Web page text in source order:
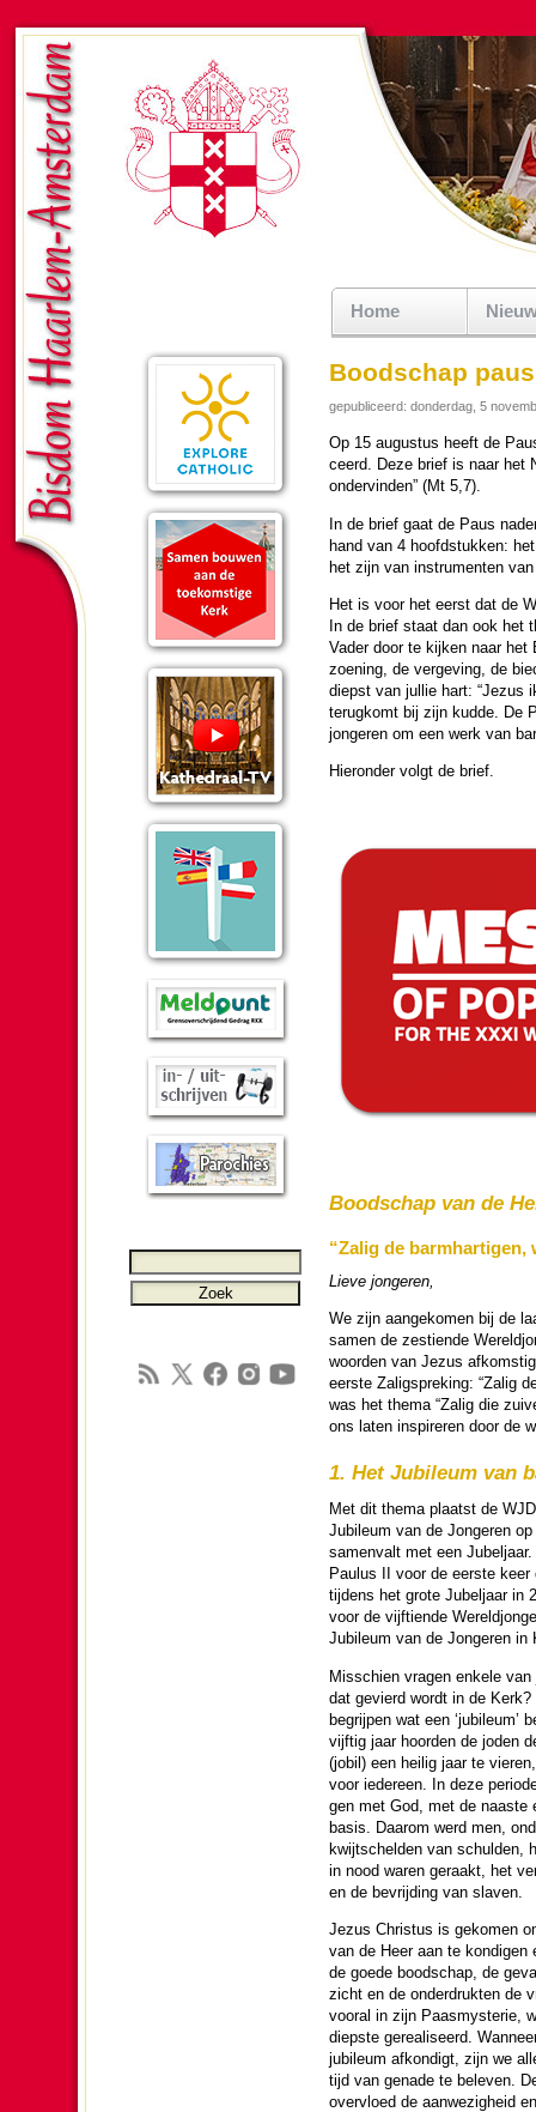
Home
Boodschap
gepubliceerd: donderdag, 5
Op 15 au­gus­tus heeft de
ceerd. Deze brief is naar het
onder­vin­den” (Mt 5,7).
In de brief gaat de Paus
hand van 4 hoofd­stukken:
het zijn van instru­menten
Het is voor het eerst dat de
In de brief staat dan ook het
Vader door te kijken naar
zoe­ning, de ver­ge­ving, de
diepst van jullie hart: “Jezus
terug­komt bij zijn kudde. De
jon­ge­ren om een werk van
Hier­on­der volgt de brief.
Bood­schap van de
“Zalig de
Lieve jon­ge­ren,
We zijn aange­ko­men bij de
samen de zes­tien­de
woor­den van Jezus
eerste Zalig­spre­king: “Zalig
was het thema “Zalig die
ons laten in­spi­re­ren door de
1. Het Jubileum van
Met dit thema plaatst de
Jubileum van de Jon­ge­ren
samenvalt met een
Paulus II voor de eerste
tij­dens het grote Jubel­jaar in
voor de vijf­tien­de
Jubileum van de Jon­ge­ren
Mis­schien vragen enkele
dat gevierd wordt in de
begrijpen wat een ‘jubileum’
vijf­tig jaar hoor­den de joden
(jobil) een heilig jaar te
voor ieder­een. In deze
gen met God, met de naaste
basis. Daarom werd men,
kwijtschel­den van schul­den,
in nood waren geraakt, het
en de be­vrij­ding van slaven.
Jezus Christus is geko­men
van de Heer aan te
de goede bood­schap, de
zicht en de onder­drukten de
vooral in zijn Paas­mys­te­rie,
diepste ge­rea­li­seerd.
jubileum afkon­digt, zijn we
tijd van genade te beleven.
overvloed de aanwe­zig­heid